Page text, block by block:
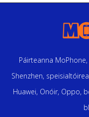
Páirteanna
Shenzhen,
Huawei, Onóir, Oppo,